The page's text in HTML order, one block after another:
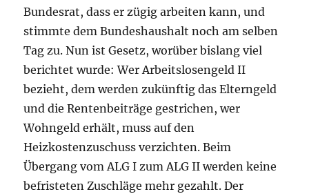
Bundesrat, dass er zügig arbeiten kann, und
stimmte dem Bundeshaushalt noch am selben
Tag zu. Nun ist Gesetz, worüber bislang viel
berichtet wurde: Wer Arbeitslosengeld II
bezieht, dem werden zukünftig das Elterngeld
und die Rentenbeiträge gestrichen, wer
Wohngeld erhält, muss auf den
Heizkostenzuschuss verzichten. Beim
Übergang vom ALG I zum ALG II werden keine
befristeten Zuschläge mehr gezahlt. Der